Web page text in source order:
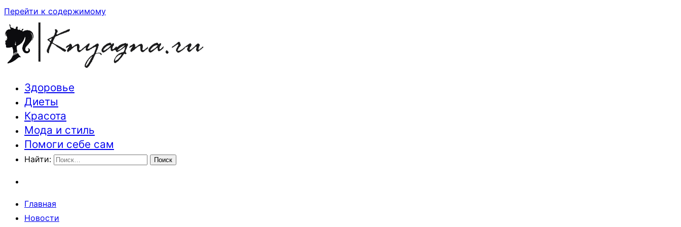
Перейти к содержимому
Траектория здоровья и красоты
Здоровье
Диеты
Красота
Мода и стиль
Помоги себе сам
Найти:
Главная
Новости